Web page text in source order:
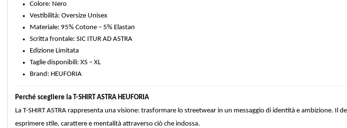
Colore: Nero
Vestibilità: Oversize Unisex
Materiale: 95% Cotone – 5% Elastan
Scritta frontale: SIC ITUR AD ASTRA
Edizione Limitata
Taglie disponibili: XS – XL
Brand: HEUFORIA
Perché scegliere la T-SHIRT ASTRA HEUFORIA
La T-SHIRT ASTRA rappresenta una visione: trasformare lo streetwear in un messaggio di identità e ambizione.
esprimere stile, carattere e mentalità attraverso ciò che indossa.